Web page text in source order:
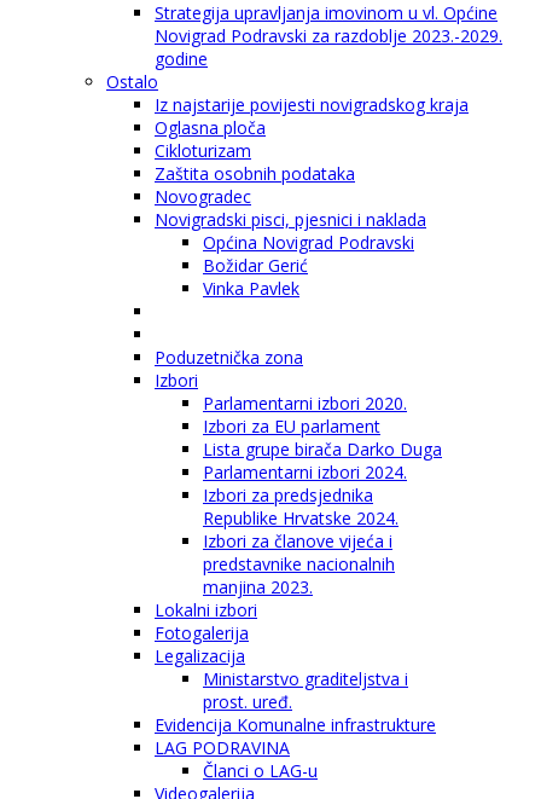
Strategija upravljanja imovinom u vl. Općine
Novigrad Podravski za razdoblje 2023.-2029.
godine
Ostalo
Iz najstarije povijesti novigradskog kraja
Oglasna ploča
Cikloturizam
Zaštita osobnih podataka
Novogradec
Novigradski pisci, pjesnici i naklada
Općina Novigrad Podravski
Božidar Gerić
Vinka Pavlek
Poduzetnička zona
Izbori
Parlamentarni izbori 2020.
Izbori za EU parlament
Lista grupe birača Darko Duga
Parlamentarni izbori 2024.
Izbori za predsjednika
Republike Hrvatske 2024.
Izbori za članove vijeća i
predstavnike nacionalnih
manjina 2023.
Lokalni izbori
Fotogalerija
Legalizacija
Ministarstvo graditeljstva i
prost. uređ.
Evidencija Komunalne infrastrukture
LAG PODRAVINA
Članci o LAG-u
Videogalerija